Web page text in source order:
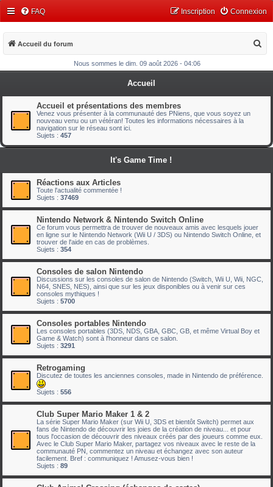
FAQ Connexion
Inscription
Accueil du forum
c
h
r
Nous sommes le dim. 09 août 2026 - 04:06
Accueil
Accueil et présentations des membres
Venez vous présenter à la communauté des PNiens, que vous soyez un
nouveau venu ou un vétéran! Toutes les informations nécessaires à la
navigation sur le réseau sont ici.
Sujets : 457
It's Game Time !
Réactions aux Articles
Toute l'actualité commentée !
Sujets : 37469
Nintendo Network & Nintendo Switch Online
Ce forum vous permettra de trouver de nouveaux amis avec lesquels jouer
en ligne sur le Nintendo Network (Wii U / 3DS) ou Nintendo Switch Online, et
trouver de l'aide en cas de problèmes.
Sujets : 354
Consoles de salon Nintendo
Discussions sur les consoles de salon de Nintendo (Switch, Wii U, Wii, NGC,
N64, SNES, NES), ainsi que sur les jeux disponibles ou à venir sur ces
consoles mythiques !
Sujets : 5700
Consoles portables Nintendo
Les consoles portables (3DS, NDS, GBA, GBC, GB, et même Virtual Boy et
Game & Watch) sont à l'honneur dans ce salon.
Sujets : 3291
Retrogaming
Discutez de toutes les anciennes consoles, made in Nintendo de préférence.
Sujets : 556
Club Super Mario Maker 1 & 2
La série Super Mario Maker (sur Wii U, 3DS et bientôt Switch) permet aux
fans de Nintendo de découvrir les joies de la création de niveau... et pour
tous l'occasion de découvrir des niveaux créés par des joueurs comme eux.
Avec le Club Super Mario Maker, partagez vos niveaux avec le reste de la
communauté PN, commentez un niveau et échangez avec son auteur
facilement. Bref : communiquez ! Amusez-vous bien !
Sujets : 89